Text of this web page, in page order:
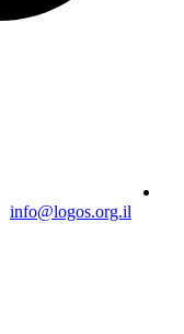
info@logos.org.il